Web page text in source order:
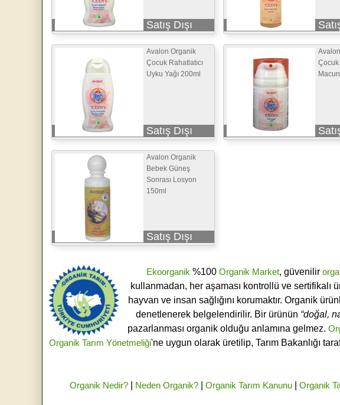
Satış Dışı
Avalon Organik
Çocuk Rahatlatıcı
Uyku Yağı 200ml
Satış Dışı
Çocuk
Avalon Organik
Bebek Güneş
Sonrası Losyon
150ml
Satış Dışı
Ekoorganik %100 Organik Market, güvenilir
kullanmadan, her aşaması kontrollü ve sertifikalı
hayvan ve insan sağlığını korumaktır. Organik
denetlenerek belgelendirilir. Bir ürünün “doğal,
pazarlanması organik olduğu anlamına gelmez.
Organik Tarım Yönetmeliği'ne uygun olarak üretilip, Tarım Bakanlığı
Organik Nedir?| Neden Organik?| Organik Tarım Kanunu| Organik